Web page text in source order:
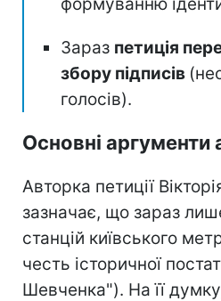
Зараз петиція
збору підписів
голосів).
Основні аргументи
Авторка петиції
зазначає, що зараз
станцій київського
честь історичної
Шевченка"). На її